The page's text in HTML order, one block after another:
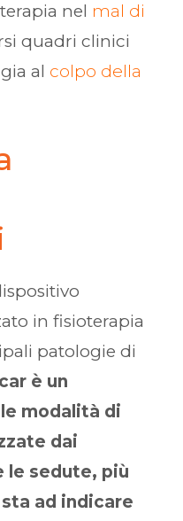
nel mal di
quadri clinici
al colpo della
in fisioterapia
patologie di
è un
modalità di
dai
sedute, più
ad indicare